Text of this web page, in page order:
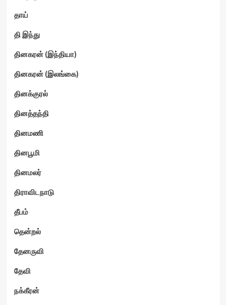
தாய்
தி இந்து
தினகரன் (இந்தியா)
தினகரன் (இலங்கை)
தினக்குரல்
தினத்தந்தி
தினமணி
தினபூமி
தினமலர்
திராவிடநாடு
தீபம்
தென்றல்
தேனருவி
தேவி
நக்கீரன்